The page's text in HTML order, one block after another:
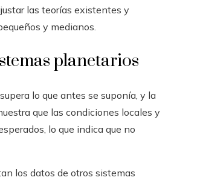
las teorías existentes y
y medianos.
planetarios
lo que antes se suponía, y la
que las condiciones locales y
lo que indica que no
los datos de otros sistemas